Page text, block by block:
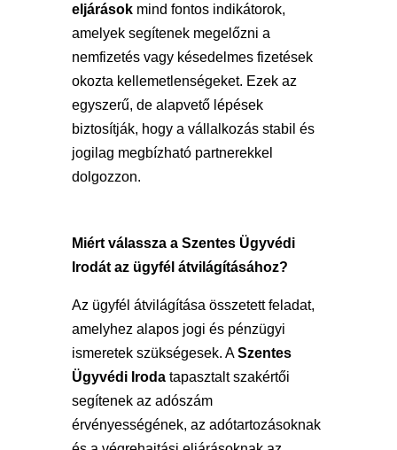
eljárásokmind fontos indikátorok,
amelyek segítenek megelőzni a
nemfizetés vagy késedelmes fizetések
okozta kellemetlenségeket. Ezek az
egyszerű, de alapvető lépések
biztosítják, hogy a vállalkozás stabil és
jogilag megbízható partnerekkel
dolgozzon.
Miért válassza a Szentes Ügyvédi
Irodát az ügyfél átvilágításához?
Az ügyfél átvilágítása összetett feladat,
amelyhez alapos jogi és pénzügyi
ismeretek szükségesek. ASzentes
Ügyvédi Irodatapasztalt szakértői
segítenek az adószám
érvényességének, az adótartozásoknak